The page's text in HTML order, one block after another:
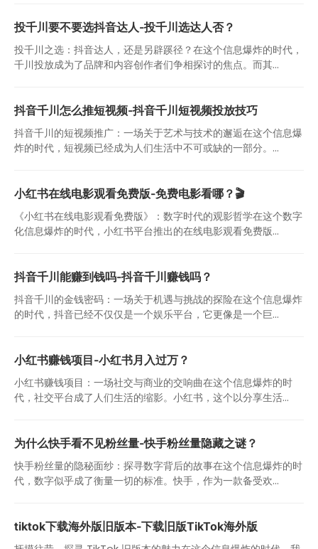
投千川要不要选抖音达人-投千川选达人否？
投千川之选：抖音达人，还是另辟蹊径？在这个信息爆炸的时代，
千川投放成为了品牌和内容创作者们争相探讨的焦点。而其...
抖音千川怎么推短视频-抖音千川短视频投放技巧
抖音千川的短视频推广：一场关于艺术与技术的邂逅在这个信息爆
炸的时代，短视频已经成为人们生活中不可或缺的一部分。...
小红书在线电影观看免费版-免费电影看哪？🎬
《小红书在线电影观看免费版》：数字时代的观影哲学在这个数字
化信息爆炸的时代，小红书平台推出的在线电影观看免费版...
抖音千川能赚到钱吗-抖音千川赚钱吗？
抖音千川的金钱密码：一场关于机遇与挑战的探险在这个信息爆炸
的时代，抖音已经不仅仅是一个娱乐平台，它更像是一个巨...
小红书赚钱项目-小红书月入过万？
小红书赚钱项目：一场社交与商业的交响曲在这个信息爆炸的时
代，社交平台成了人们生活的缩影。小红书，这个以分享生活...
为什么快手看不见粉丝量-快手粉丝量隐藏之谜？
快手粉丝量的隐秘面纱：探寻数字背后的故事在这个信息爆炸的时
代，数字似乎成了衡量一切的标准。快手，作为一款备受欢...
tiktok下载海外版旧版本-下载旧版TikTok海外版